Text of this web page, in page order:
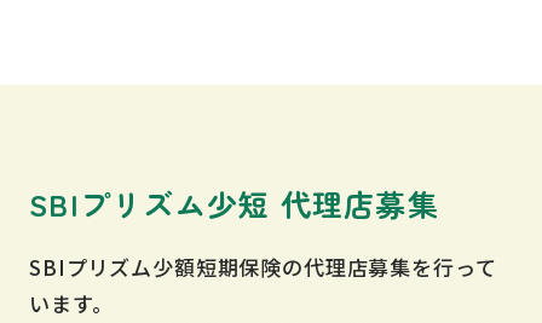
SBIプリズム少短 代理店募集
SBIプリズム少額短期保険の代理店募集を行って
います。